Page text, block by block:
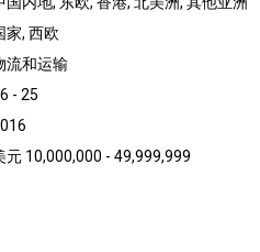
家, 西欧
流和运输
- 25
元 10,000,000 - 49,999,999